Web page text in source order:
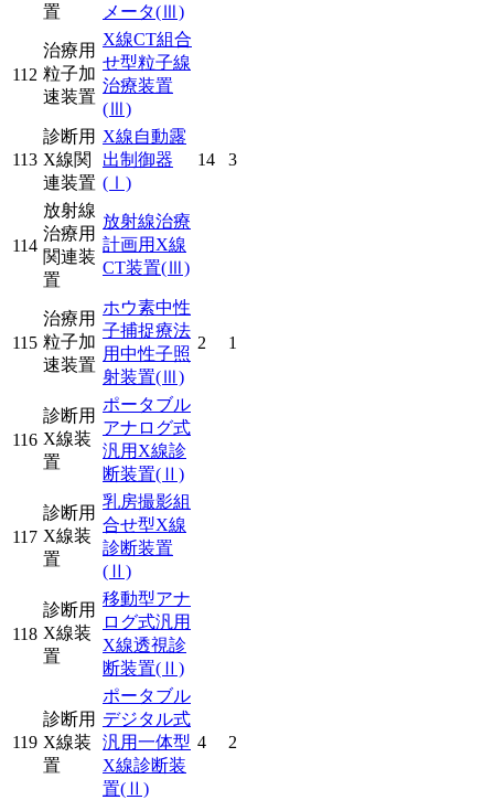
置
メータ(Ⅲ)
112
治療用
粒子加
速装置
X線CT組合
せ型粒子線
治療装置
(Ⅲ)
113
診断用
X線関
連装置
X線自動露
出制御器
(Ⅰ)
14 3
114
放射線
治療用
関連装
置
放射線治療
計画用X線
CT装置(Ⅲ)
115
治療用
粒子加
速装置
ホウ素中性
子捕捉療法
用中性子照
射装置(Ⅲ)
2 1
116
診断用
X線装
置
ポータブル
アナログ式
汎用X線診
断装置(Ⅱ)
117
診断用
X線装
置
乳房撮影組
合せ型X線
診断装置
(Ⅱ)
118
診断用
X線装
置
移動型アナ
ログ式汎用
X線透視診
断装置(Ⅱ)
119
診断用
X線装
置
ポータブル
デジタル式
汎用一体型
X線診断装
置(Ⅱ)
4 2